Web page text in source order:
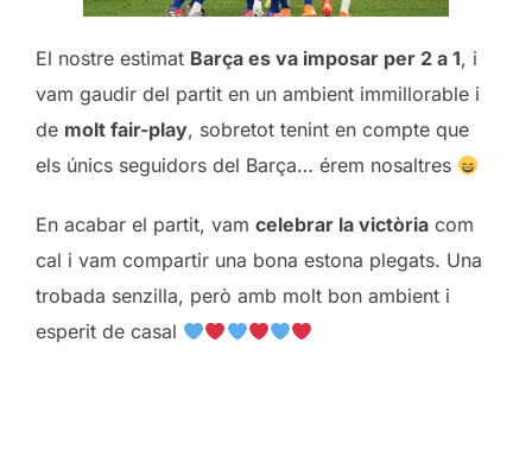
El nostre estimat Barça es va imposar per 2 a 1, i
vam gaudir del partit en un ambient immillorable i
de molt fair-play, sobretot tenint en compte que
els únics seguidors del Barça… érem nosaltres
En acabar el partit, vam celebrar la victòria com
cal i vam compartir una bona estona plegats. Una
trobada senzilla, però amb molt bon ambient i
esperit de casal